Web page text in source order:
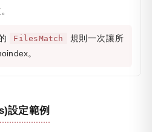
FilesMatch
規則一次讓所
。
設定範例